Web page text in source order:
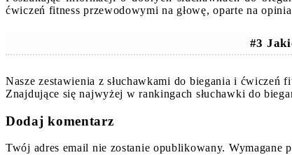
ćwiczeń fitness przewodowymi na głowę, oparte na
#3
Nasze zestawienia z słuchawkami do biegania i ćwiczeń
Znajdujące się najwyżej w rankingach słuchawki do
Dodaj komentarz
Twój adres email nie zostanie opublikowany. Wymagane